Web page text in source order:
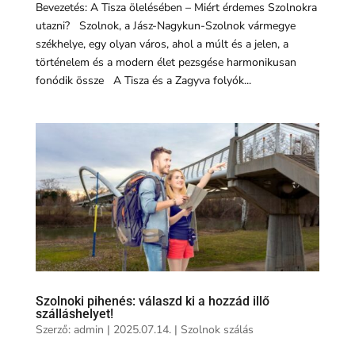
Bevezetés: A Tisza ölelésében – Miért érdemes Szolnokra
utazni? Szolnok, a Jász-Nagykun-Szolnok vármegye
székhelye, egy olyan város, ahol a múlt és a jelen, a
történelem és a modern élet pezsgése harmonikusan
fonódik össze A Tisza és a Zagyva folyók...
Szolnoki pihenés: válaszd ki a hozzád illő
szálláshelyet!
Szerző: admin | 2025.07.14.| Szolnok szálás